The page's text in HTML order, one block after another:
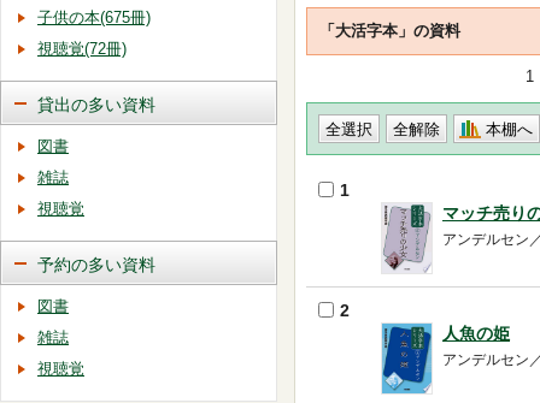
「大活字本」の資料
1
本棚へ
1
マッチ売り
アンデルセン
2
人魚の姫
アンデルセン
子供の本(675冊)
視聴覚(72冊)
貸出の多い資料
図書
雑誌
視聴覚
予約の多い資料
図書
雑誌
視聴覚